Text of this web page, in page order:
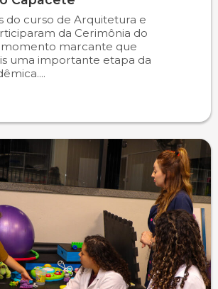
do curso de Arquitetura e
da Cerimônia do
marcante que
uma importante etapa da